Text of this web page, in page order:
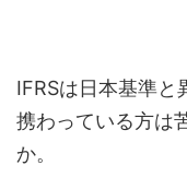
IFRSは日本基準と
携わっている方は
か。